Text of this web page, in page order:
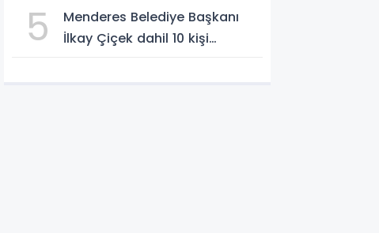
5
Menderes Belediye Başkanı
İlkay Çiçek dahil 10 kişi